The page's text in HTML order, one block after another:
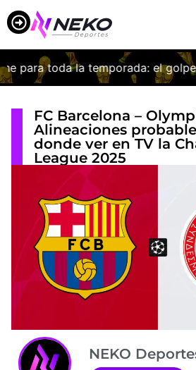
para toda la temporada: el golpe
FC Barcelona –
Alineaciones
donde ver en TV la
League 2025
NEKO